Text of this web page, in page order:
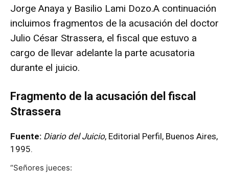
Jorge Anaya y Basilio Lami Dozo.A continuación
incluimos fragmentos de la acusación del doctor
Julio César Strassera, el fiscal que estuvo a
cargo de llevar adelante la parte acusatoria
durante el juicio.
Fragmento de la acusación del fiscal
Strassera
Fuente: Diario del Juicio, Editorial Perfil, Buenos Aires,
1995.
“Señores jueces: